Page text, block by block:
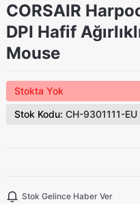
CORSAIR
DPI Hafif
Mouse
Stokta Yok
Stok Kodu: CH-9301111-EU
Stok Gelince Haber Ver